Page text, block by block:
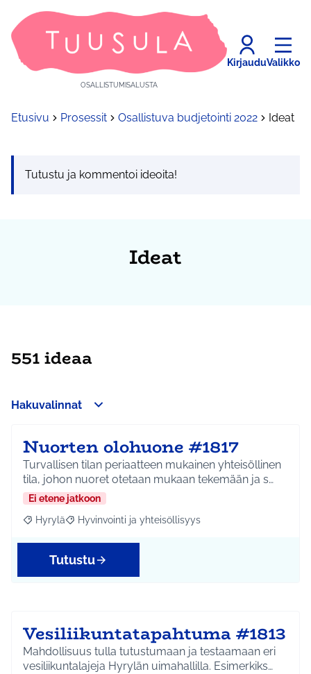
OSALLISTUMISALUSTA
KirjauduValikko
Etusivu Prosessit Osallistuva budjetointi 2022 Ideat
Tutustu ja kommentoi ideoita!
Ideat
551 ideaa
Hakuvalinnat
Nuorten olohuone #1817
Turvallisen tilan periaatteen mukainen yhteisöllinen
tila, johon nuoret otetaan mukaan tekemään ja s…
Ei etene jatkoon
Rajaa tulokset aihepiirin mukaan: Hyrylä
Hyrylä Rajaa tulokset teeman mukaan: Hyvinvointi ja
Hyvinvointi ja yhteisöllisyys
Tutustu
Vesiliikuntatapahtuma #1813
Mahdollisuus tulla tutustumaan ja testaamaan eri
vesiliikuntalajeja Hyrylän uimahallilla. Esimerkiks…